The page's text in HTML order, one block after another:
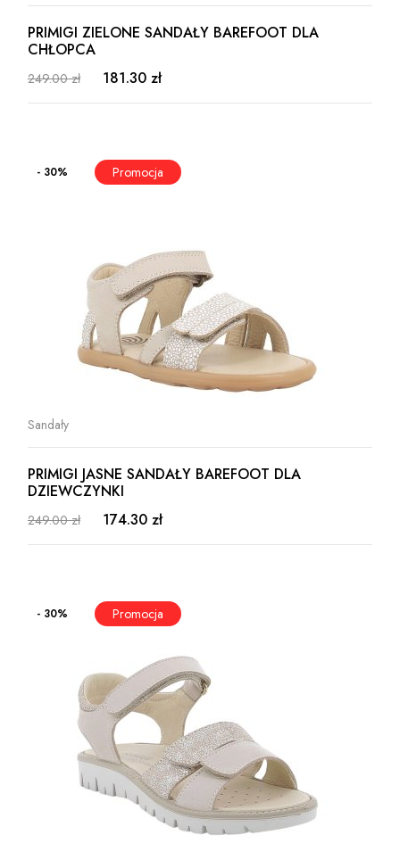
PRIMIGI ZIELONE SANDAŁY BAREFOOT DLA
CHŁOPCA
249.00 zł 181.30 zł
- 30%
Sandały
PRIMIGI JASNE SANDAŁY BAREFOOT DLA
DZIEWCZYNKI
249.00 zł 174.30 zł
- 30%